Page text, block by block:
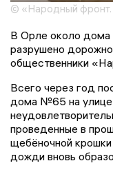
© «Народный фронт.
В Орле около
разрушено
общественники
Всего через год
дома №65 на улице
проведенные в
щебёночной
дожди вновь